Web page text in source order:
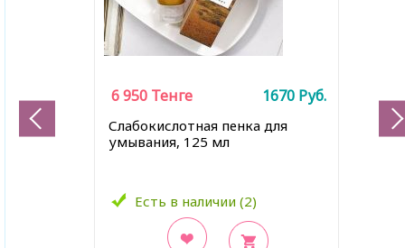
Слабокислотная пенка для
умывания, 125 мл
Есть в наличии (2)
6 950 Тенге 1670 Руб.